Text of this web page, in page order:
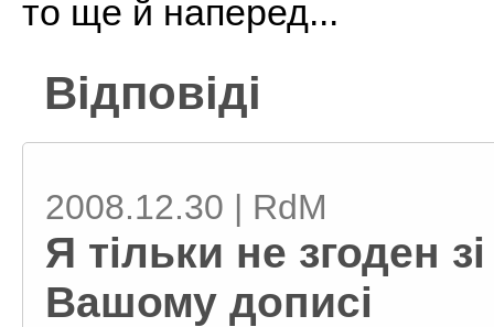
то ще й наперед...
Відповіді
2008.12.30 | RdM
Я тільки не згоден
Вашому дописі